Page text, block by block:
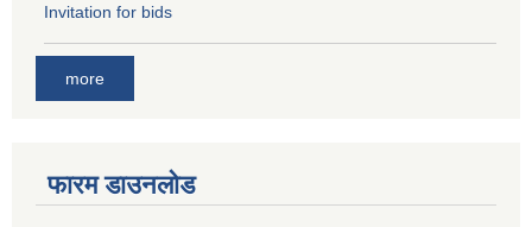
Invitation for bids
more
फारम डाउनलोड